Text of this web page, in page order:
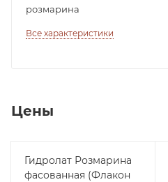
розмарина
Все характеристики
Цены
Гидролат Розмарина
фасованная (Флакон